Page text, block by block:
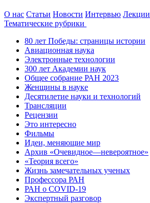
О нас Статьи Новости Интервью Лекции
Тематические рубрики
80 лет Победы: страницы истории
Авиационная наука
Электронные технологии
300 лет Академии наук
Общее собрание РАН 2023
Женщины в науке
Десятилетие науки и технологий
Трансляции
Рецензии
Это интересно
Фильмы
Идеи, меняющие мир
Архив «Очевидное—невероятное»
«Теория всего»
Жизнь замечательных ученых
Профессора РАН
РАН о COVID-19
Экспертный разговор